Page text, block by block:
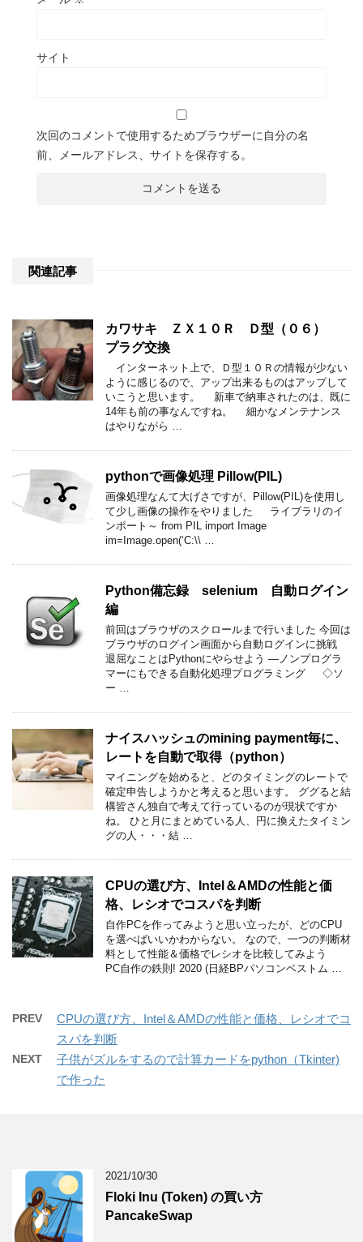
サイト
次回のコメントで使用するためブラウザーに自分の名
前、メールアドレス、サイトを保存する。
関連記事
カワサキ ＺＸ１０Ｒ Ｄ型（０６）
プラグ交換
インターネット上で、Ｄ型１０Ｒの情報が少ない
ように感じるので、アップ出来るものはアップして
いこうと思います。 新車で納車されたのは、既に
14年も前の事なんですね。 細かなメンテナンス
はやりながら …
pythonで画像処理 Pillow(PIL)
画像処理なんて大げさですが、Pillow(PIL)を使用し
て少し画像の操作をやりました ライブラリのイ
ンポート～ from PIL import Image
im=Image.open(‘C:\\ …
Python備忘録 selenium 自動ログイン
編
前回はブラウザのスクロールまで行いました 今回は
ブラウザのログイン画面から自動ログインに挑戦
退屈なことはPythonにやらせよう ―ノンプログラ
マーにもできる自動化処理プログラミング ◇ソ
ー …
ナイスハッシュのmining payment毎に、
レートを自動で取得（python）
マイニングを始めると、どのタイミングのレートで
確定申告しようかと考えると思います。 ググると結
構皆さん独自で考えて行っているのが現状ですか
ね。 ひと月にまとめている人、円に換えたタイミン
グの人・・・結 …
CPUの選び方、Intel＆AMDの性能と価
格、レシオでコスパを判断
自作PCを作ってみようと思い立ったが、どのCPU
を選べばいいかわからない。 なので、一つの判断材
料として性能＆価格でレシオを比較してみよう
PC自作の鉄則! 2020 (日経BPパソコンベストム …
PREV
CPUの選び方、Intel＆AMDの性能と価格、レシオでコ
スパを判断
NEXT
子供がズルをするので計算カードをpython（Tkinter)
で作った
2021/10/30
Floki Inu (Token) の買い方
PancakeSwap